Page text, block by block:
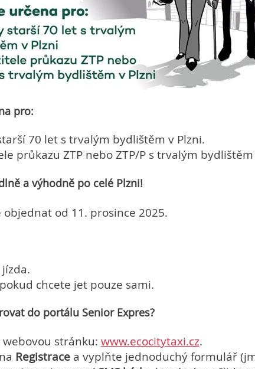
pro:
70 let s trvalým bydlištěm v Plzni.
průkazu ZTP nebo ZTP/P s trvalým bydlištěm
a výhodně po celé Plzni!
objednat od 11. prosince 2025.
jízda.
chcete jet pouze sami.
do portálu Senior Expres?
stránku: www.ecocitytaxi.cz.
Registrace a vyplňte jednoduchý formulář